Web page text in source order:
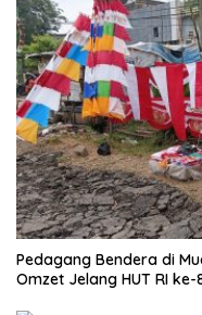
Pedagang Bendera di
Omzet Jelang HUT RI ke-